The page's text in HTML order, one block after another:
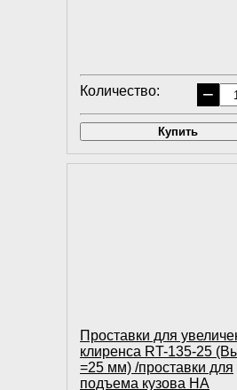
Количество: −
Купить
Проставки для
клиренса RT-135-25
=25 мм) /проставки для
подъема кузова НА